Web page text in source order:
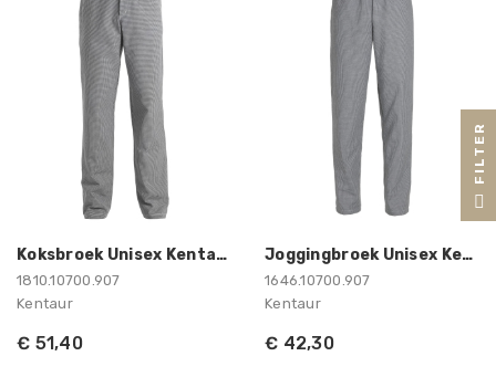
Koksbroek Unisex Kentaur
1810.10700.907
Kentaur
€ 51,40
Joggingbroek Unisex Kentaur
1646.10700.907
Kentaur
€ 42,30
R